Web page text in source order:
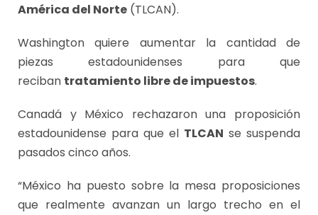
América del Norte (TLCAN).
Washington quiere aumentar la cantidad de
piezas estadounidenses para que
reciban tratamiento libre de impuestos.
Canadá y México rechazaron una proposición
estadounidense para que el TLCAN se suspenda
pasados cinco años.
“México ha puesto sobre la mesa proposiciones
que realmente avanzan un largo trecho en el